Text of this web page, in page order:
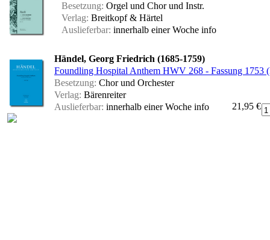
Besetzung: Orgel und Chor und Instr.
Verlag: Breitkopf & Härtel
Auslieferbar: innerhalb einer Woche info
Händel, Georg Friedrich (1685-1759)
Foundling Hospital Anthem HWV 268 - Fassung 1753
Besetzung: Chor und Orchester
Verlag: Bärenreiter
Auslieferbar: innerhalb einer Woche info 21,95 €